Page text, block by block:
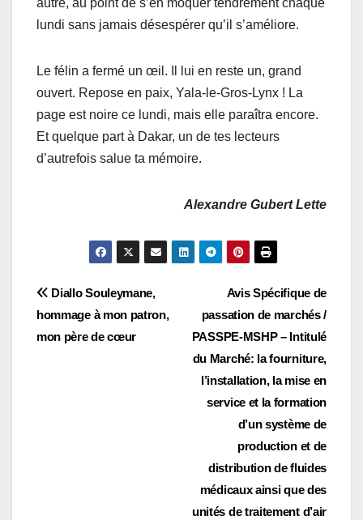
lundi sans jamais désespérer qu’il s’améliore.
Le félin a fermé un œil. Il lui en reste un, grand
ouvert. Repose en paix, Yala-le-Gros-Lynx ! La
page est noire ce lundi, mais elle paraîtra encore.
Et quelque part à Dakar, un de tes lecteurs
d’autrefois salue ta mémoire.
Alexandre Gubert Lette
Navigation
de
Avis Spécifique de
passation de marchés /
PASSPE-MSHP – Intitulé
du Marché: la fourniture,
l’installation, la mise en
service et la formation
d’un système de
production et de
distribution de fluides
médicaux ainsi que des
unités de traitement d’air
Diallo Souleymane,
hommage à mon patron,
mon père de cœur